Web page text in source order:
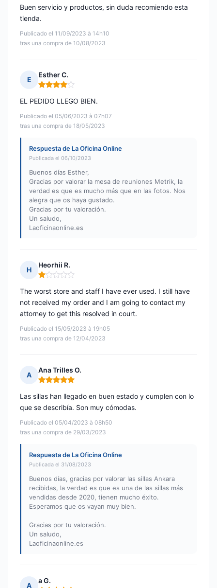
Publicado el 11/09/2023 à 14h10
tras una compra de 10/08/2023
Buen servicio y productos, sin duda recomiendo esta
tienda.
E
Esther C.
Nota: 4 de 5
Publicado el 05/06/2023 à 07h07
tras una compra de 18/05/2023
EL PEDIDO LLEGO BIEN.
Respuesta de La Oficina Online
Publicada el 06/10/2023
Buenos días Esther,
Gracias por valorar la mesa de reuniones Metrik, la
verdad es que es mucho más que en las fotos. Nos
alegra que os haya gustado.
Gracias por tu valoración.
Un saludo,
Laoficinaonline.es
H
Heorhii R.
Nota: 1 de 5
Publicado el 15/05/2023 à 19h05
tras una compra de 12/04/2023
The worst store and staff I have ever used. I still have
not received my order and I am going to contact my
attorney to get this resolved in court.
A
Ana Trilles O.
Nota: 5 de 5
Publicado el 05/04/2023 à 08h50
tras una compra de 29/03/2023
Las sillas han llegado en buen estado y cumplen con lo
que se describía. Son muy cómodas.
Respuesta de La Oficina Online
Publicada el 31/08/2023
Buenos días, gracias por valorar las sillas Ankara
recibidas, la verdad es que es una de las sillas más
vendidas desde 2020, tienen mucho éxito.
Esperamos que os vayan muy bien.
Gracias por tu valoración.
Un saludo,
Laoficinaonline.es
A
a G.